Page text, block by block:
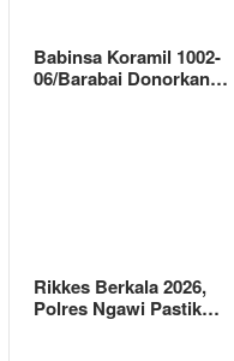
Babinsa Koramil 1002-
06/Barabai Donorkan…
Rikkes Berkala 2026,
Polres Ngawi Pastik…